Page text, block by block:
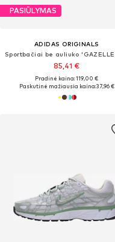
PASIŪLYMAS
ADIDAS ORIGINALS
85,41 €
Pradinė kaina: 119,00 €
Paskutinė mažiausia kaina:37,96 €